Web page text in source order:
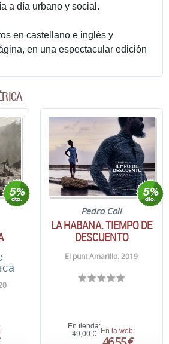
a día urbano y social.
en castellano e inglés y
en una espectacular edición
Pedro Coll
LA HABANA. TIEMPO DE
DESCUENTO
El punt Amarillo. 2019
En tienda:
49,00 € En la web: